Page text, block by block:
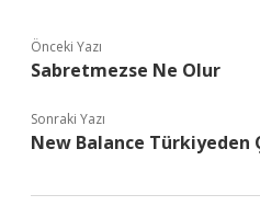
Önceki Yazı
Sabretmezse Ne Olur
Sonraki Yazı
New Balance Türkiyeden